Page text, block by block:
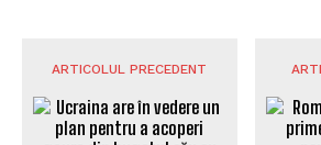
ARTICOLUL PRECEDENT